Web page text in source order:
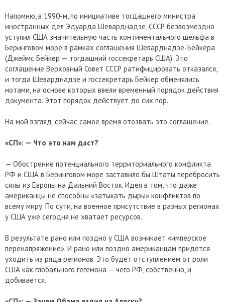
Напомню, в 1990-м, по инициативе тогдашнего министра
иностранных дел Эдуарда Шеварднадзе, СССР безвозмездно
уступил США значительную часть континентального шельфа в
Беринговом море в рамках соглашения Шеварднадзе-Бейкера
(Джеймс Бейкер — тогдашний госсекретарь США). Это
соглашение Верховный Совет СССР ратифицировать отказался,
и тогда Шеварднадзе и госсекретарь Бейкер обменялись
нотами, на основе которых ввели временный порядок действия
документа. Этот порядок действует до сих пор.
На мой взгляд, сейчас самое время отозвать это соглашение.
«СП»: — Что это нам даст?
— Обострение потенциального территориального конфликта
РФ и США в Беринговом море заставило бы Штаты перебросить
силы из Европы на Дальний Восток. Идея в том, что даже
американцы не способны «затыкать дыры» конфликтов по
всему миру. По сути, на военное присутствие в разных регионах
у США уже сегодня не хватает ресурсов.
В результате рано или поздно у США возникает «имперское
перенапряжение». И рано или поздно американцам придется
уходить из ряда регионов. Это будет отступлением от роли
США как глобального гегемона — чего РФ, собственно, и
добивается.